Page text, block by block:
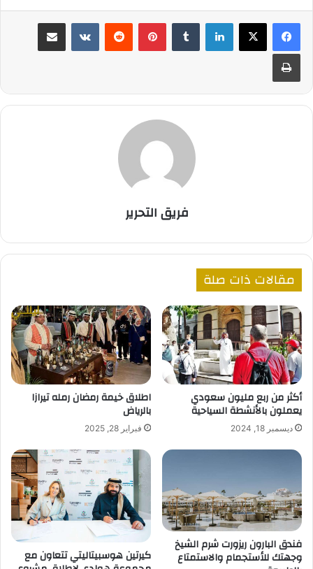
لينكدإن بينتيريست مشاركة عبر البريد
طباعة
فريق التحرير
مقالات ذات صلة
أكثر من ربع مليون سعودي
يعملون بالأنشطة السياحية
ديسمبر 18, 2024
اطلاق خيمة رمضان رمله تيرازا
بالرياض
فبراير 28, 2025
فندق البارون ريزورت شرم الشيخ
وجهتك للأستجمام والاستمتاع كيرتين هوسبيتاليتي تتعاون مع